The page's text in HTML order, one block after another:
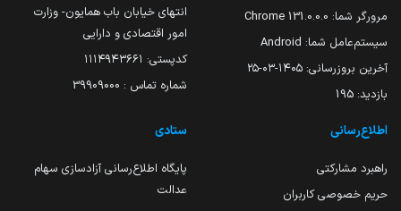
مرورگر شما: 131.0.0.0 Chrome
سیستم‌عامل شما: Android
آخرین بروزرسانی: ۱۴۰۵-۰۳-۲۵
بازدید: 195
انتهای خیابان باب همایون- وزارت
امور اقتصادی و دارایی
کدپستی: ۱۱۱۴۹۴۳۶۶۱
شماره تماس : 39909000
اطلاع‌رسانی
راهبرد مشارکتی
حریم خصوصی کاربران
ستادی
پایگاه اطلاع‌رسانی آزادسازی سهام
عدالت